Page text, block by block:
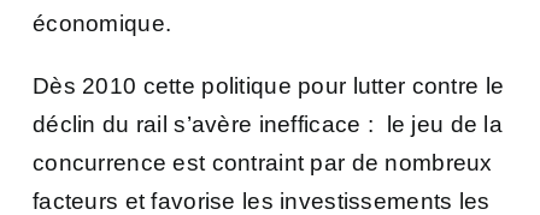
économique.
Dès 2010 cette politique pour lutter contre le
déclin du rail s’avère inefficace :
le jeu de la
concurrence est contraint par de nombreux
facteurs et favorise les investissements les